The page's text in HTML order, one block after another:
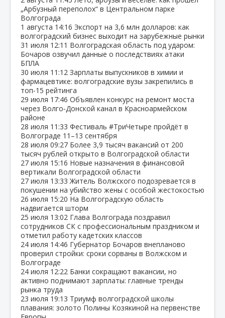
„Арбузный переполох“ в Центральном парке
Волгограда
1 августа 14:16 Экспорт на 3,6 млн долларов: как
волгоградский бизнес выходит на зарубежные рынки
31 июля 12:11 Волгоградская область под ударом:
Бочаров озвучил данные о последствиях атаки
БПЛА
30 июля 11:12 Зарплаты выпускников в химии и
фармацевтике: волгоградские вузы закрепились в
топ‑15 рейтинга
29 июля 17:46 Объявлен конкурс на ремонт моста
через Волго‑Донской канал в Красноармейском
районе
28 июля 11:33 Фестиваль #ТриЧетыре пройдёт в
Волгограде 11–13 сентября
28 июля 09:27 Более 3,9 тысяч вакансий от 200
тысяч рублей открыто в Волгоградской области
27 июля 15:16 Новые назначения в финансовой
вертикали Волгоградской области
27 июля 13:33 Житель Волжского подозревается в
покушении на убийство жены с особой жестокостью
26 июля 15:20 На Волгоградскую область
надвигается шторм
25 июля 13:02 Глава Волгограда поздравил
сотрудников СК с профессиональным праздником и
отметил работу кадетских классов
24 июля 14:46 Губернатор Бочаров внепланово
проверил стройки: сроки сорваны в Волжском и
Волгограде
24 июля 12:22 Банки сокращают вакансии, но
активно поднимают зарплаты: главные тренды
рынка труда
23 июля 19:13 Триумф волгоградской школы
плавания: золото Полины Козякиной на первенстве